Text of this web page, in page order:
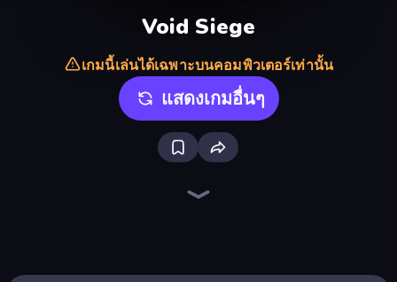
Void Siege
เกมนี้เล่นได้เฉพาะบนคอมพิวเตอร์เท่านั้น
แสดงเกมอื่นๆ